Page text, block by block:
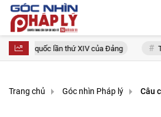
quốc lần thứ XIV của Đảng Tin
Trang chủ Góc nhìn Pháp lý Câu